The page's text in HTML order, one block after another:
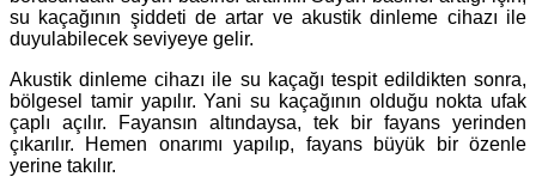
su kaçağının şiddeti de artar ve akustik dinleme cihazı ile
duyulabilecek seviyeye gelir.
Akustik dinleme cihazı ile su kaçağı tespit edildikten sonra,
bölgesel tamir yapılır. Yani su kaçağının olduğu nokta ufak
çaplı açılır. Fayansın altındaysa, tek bir fayans yerinden
çıkarılır. Hemen onarımı yapılıp, fayans büyük bir özenle
yerine takılır.